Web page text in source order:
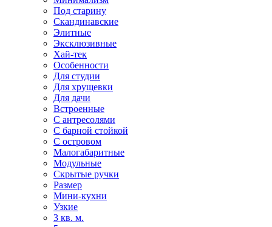
Под старину
Скандинавские
Элитные
Эксклюзивные
Хай-тек
Особенности
Для студии
Для хрущевки
Для дачи
Встроенные
С антресолями
С барной стойкой
С островом
Малогабаритные
Модульные
Скрытые ручки
Размер
Мини-кухни
Узкие
3 кв. м.